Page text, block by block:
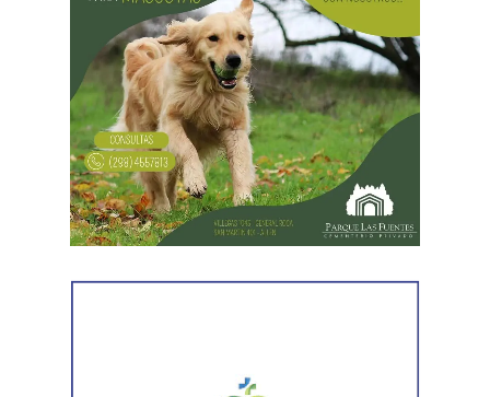
Desde Vialidad Nacional informaron que,durante las
próximas semanas, el operativo de bacheo será
reforzado con dos nuevas cuadrillas de trabajo y dos
camiones bacheadores, lo que permitirá incrementar
el ritmo de ejecución y optimizar las tareas de
mantenimiento en distintos puntos del Alto Valle.
Por otra parte, el organismo avanza con el relevamiento
sectores más deteriorados y mejorar las condiciones de